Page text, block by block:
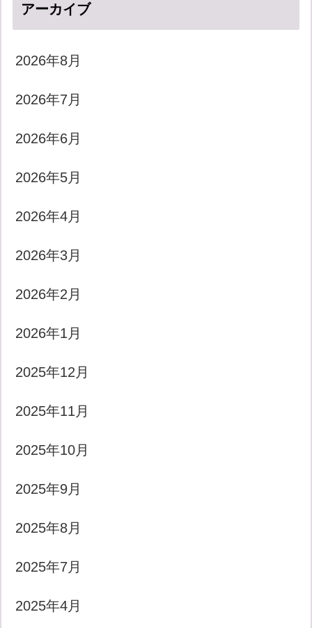
アーカイブ
2026年8月
2026年7月
2026年6月
2026年5月
2026年4月
2026年3月
2026年2月
2026年1月
2025年12月
2025年11月
2025年10月
2025年9月
2025年8月
2025年7月
2025年4月